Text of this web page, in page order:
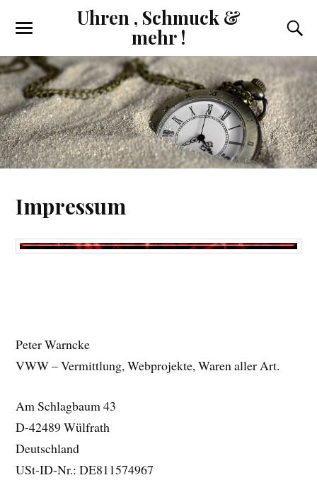
Uhren , Schmuck &
mehr !
Impressum
Peter Warncke
VWW – Vermittlung, Webprojekte, Waren aller Art.
Am Schlagbaum 43
D-42489 Wülfrath
Deutschland
USt-ID-Nr.: DE811574967